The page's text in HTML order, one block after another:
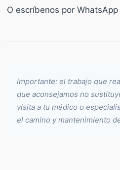
O escríbenos por WhatsApp
Importante: el trabajo que
que aconsejamos no
visita a tu médico o
el camino y mantenimiento